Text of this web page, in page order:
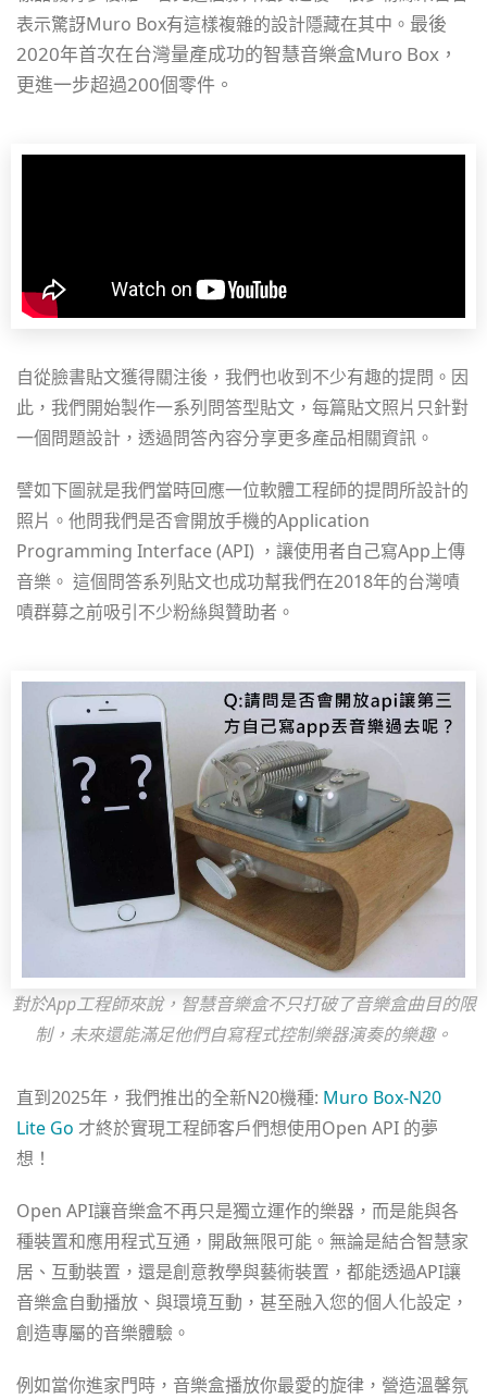
表示驚訝Muro Box有這樣複雜的設計隱藏在其中。 最後
2020年首次在台灣量產成功的智慧音樂盒Muro Box，
更進一步超過200個零件。
自從臉書貼文獲得關注後，我們也收到不少有趣的提問。因
此，我們開始製作一系列問答型貼文，每篇貼文照片只針對
一個問題設計，透過問答內容分享更多產品相關資訊。
譬如下圖就是我們當時回應一位軟體工程師的提問所設計的
照片。他問我們是否會開放手機的Application
Programming Interface (API) ，讓使用者自己寫App上傳
音樂。 這個問答系列貼文也成功幫我們在2018年的台灣嘖
嘖群募之前吸引不少粉絲與贊助者。
對於App工程師來說，智慧音樂盒不只打破了音樂盒曲目的限
制，未來還能滿足他們自寫程式控制樂器演奏的樂趣。
直到2025年，我們推出的全新N20機種: Muro Box-N20
Lite Go 才終於實現工程師客戶們想使用Open API 的夢
想！
Open API讓音樂盒不再只是獨立運作的樂器，而是能與各
種裝置和應用程式互通，開啟無限可能。無論是結合智慧家
居、互動裝置，還是創意教學與藝術裝置，都能透過API讓
音樂盒自動播放、與環境互動，甚至融入您的個人化設定，
創造專屬的音樂體驗。
例如當你進家門時，音樂盒播放你最愛的旋律，營造溫馨氛